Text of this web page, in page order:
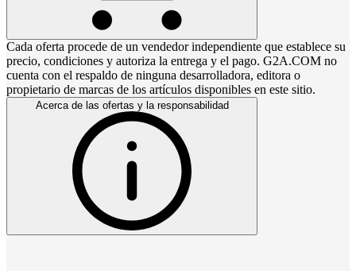
Cada oferta procede de un vendedor independiente que establece su
precio, condiciones y autoriza la entrega y el pago. G2A.COM no
cuenta con el respaldo de ninguna desarrolladora, editora o
propietario de marcas de los artículos disponibles en este sitio.
Acerca de las ofertas y la responsabilidad